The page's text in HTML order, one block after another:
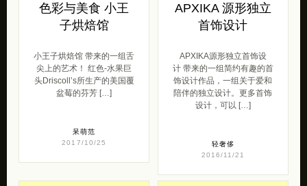
色彩与美食 小王
子烘焙馆
小王子烘焙馆 带来的一组舌
尖上的艺术！ 红色-水果巨
头Driscoll’s所生产的美国覆
盆莓的芬芳 […]
呆萌范
2017/10/25
APXIKA 源形独立
首饰设计
APXIKA源形独立首饰设
计 带来的一组简约有趣的首
饰设计作品，一组关于爱和
陪伴的独立设计。更多首饰
设计，可以 […]
轻奢侈
2016/11/21